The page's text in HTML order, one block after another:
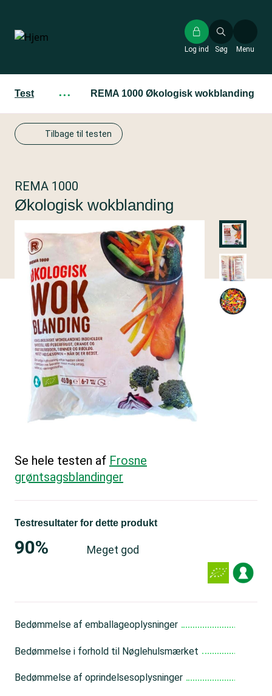
hovedindhold
Søg
Log ind Menu
Test ··· REMA 1000 Økologisk wokblanding
Tilbage til testen
REMA 1000
Økologisk wokblanding
Se hele testen af Frosne
grøntsagsblandinger
Testresultater for dette produkt
90% Meget god
Bedømmelse af emballageoplysninger
Bedømmelse i forhold til Nøglehulsmærket
Bedømmelse af oprindelsesoplysninger